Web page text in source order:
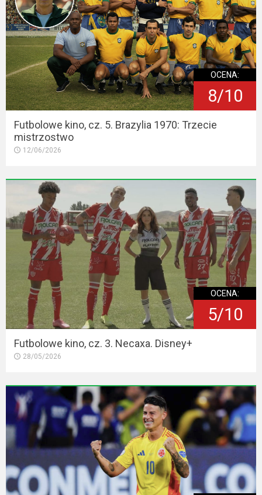
OCENA:
8/10
Futbolowe kino, cz. 5. Brazylia 1970: Trzecie
mistrzostwo
12/06/2026
OCENA:
5/10
Futbolowe kino, cz. 3. Necaxa. Disney+
28/05/2026